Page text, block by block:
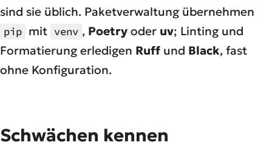
sind sie üblich. Paketverwaltung übernehmen
pip mit venv , Poetry oder uv; Linting und
Formatierung erledigen Ruff und Black, fast
ohne Konfiguration.
Schwächen kennen